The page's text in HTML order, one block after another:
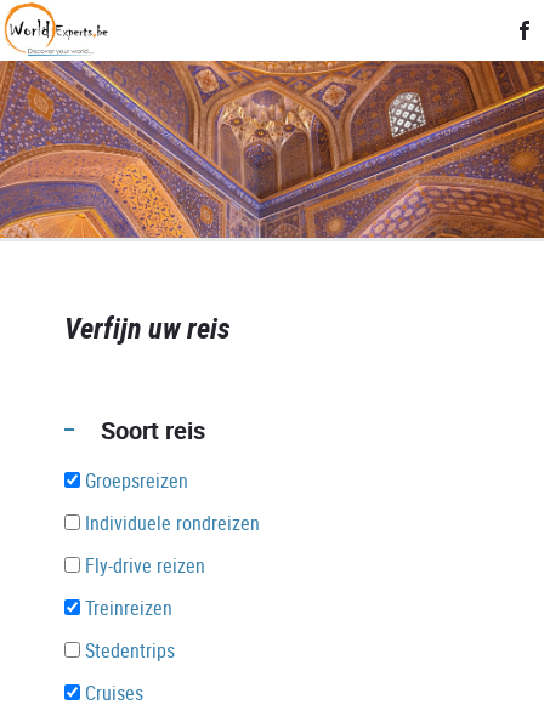
Verfijn uw reis
Soort reis
Groepsreizen
Individuele rondreizen
Fly-drive reizen
Treinreizen
Stedentrips
Cruises